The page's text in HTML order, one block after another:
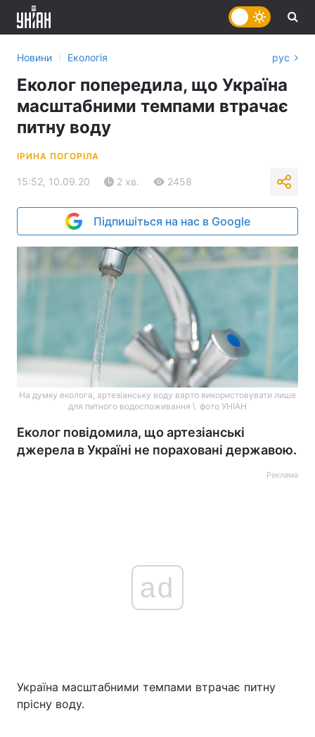
Головна Війна
Новини › Екологія рус
Еколог попередила, що Україна
масштабними темпами втрачає
питну воду
ІРИНА ПОГОРІЛА
15:52, 10.09.20 2 хв. 2458
Підпишіться на нас в Google
На думку еколога, артезіанську воду варто використовувати лише
для питного водоспоживання \ фото УНІАН
Еколог повідомила, що артезіанські
джерела в Україні не пораховані державою.
Реклама
ad
Україна масштабними темпами втрачає питну
прісну воду.